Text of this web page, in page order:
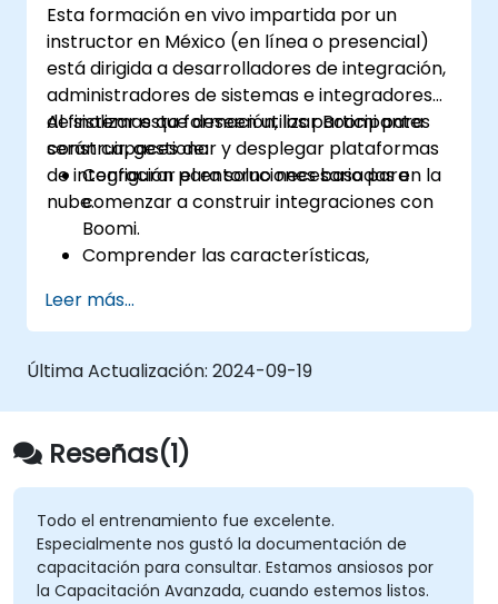
Esta formación en vivo impartida por un
instructor en México (en línea o presencial)
está dirigida a desarrolladores de integración,
administradores de sistemas e integradores
de sistemas que deseen utilizar Boomi para
construir, gestionar y desplegar plataformas
de integración para soluciones basadas en la
nube.
Al finalizar esta formación, los participantes
serán capaces de:
Configurar el entorno necesario para
comenzar a construir integraciones con
Boomi.
Comprender las características,
de Boomi AtomSphere.
Aprender cómo diseñar, construir y
desplegar procesos de integración con
Utilizar el panel de control y las opciones
de informes de Boomi para monitorear
aplicaciones.
Gestionar configuraciones y despliegues
para Atom, Molecule y Atom Cloud.
Habilitar la integración y gestión de
servicios web y APIs con Boomi.
Leer más...
Última Actualización: 2024-09-19
Reseñas(1)
Todo el entrenamiento fue excelente.
Especialmente nos gustó la documentación de
capacitación para consultar. Estamos ansiosos por
la Capacitación Avanzada, cuando estemos listos.